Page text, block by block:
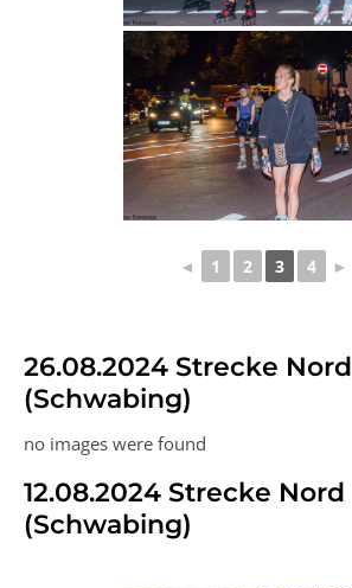
◄ 1 2 3 4 ►
26.08.2024 Strecke Nord
(Schwabing)
no images were found
12.08.2024 Strecke Nord
(Schwabing)